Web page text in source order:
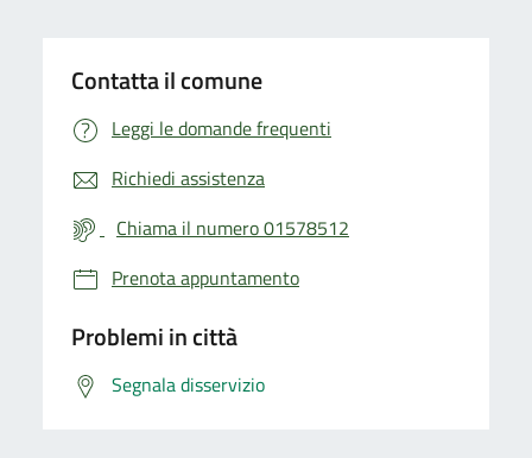
Contatta il comune
Leggi le domande frequenti
Richiedi assistenza
Chiama il numero 01578512
Prenota appuntamento
Problemi in città
Segnala disservizio